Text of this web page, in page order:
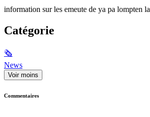
information sur les emeute de ya pa lompten la
Catégorie
🗞
News
Voir moins
Commentaires